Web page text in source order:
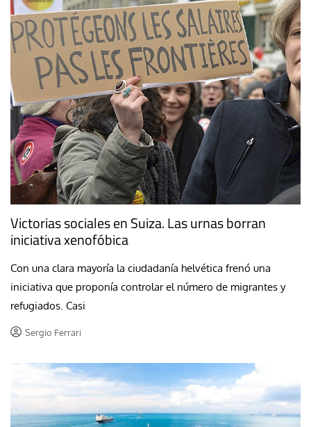
Victorias sociales en Suiza. Las urnas borran
iniciativa xenofóbica
Con una clara mayoría la ciudadanía helvética frenó una
iniciativa que proponía controlar el número de migrantes y
refugiados. Casi
Sergio Ferrari